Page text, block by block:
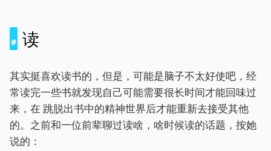
读
其实挺喜欢读书的，但是，可能是脑子不太好使吧，经
常读完一些书就发现自己可能需要很长时间才能回味过
来，在 跳脱出书中的精神世界后才能重新去接受其他
的。之前和一位前辈聊过读啥，啥时候读的话题，按她
说的：